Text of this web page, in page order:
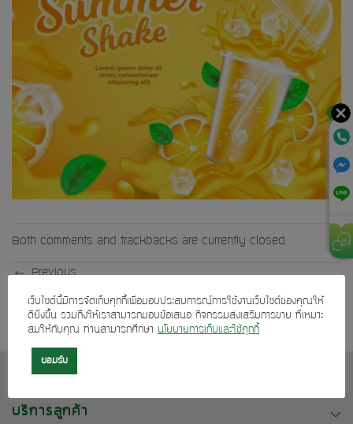
Both comments and trackbacks are currently closed.
←Previous
Next →
บริการลูกค้า
เว็บไซต์นี้มีการจัดเก็บคุกกี้เพื่อมอบประสบการณ์การใช้งานเว็บไซต์ของคุณให้
ดียิ่งขึ้น รวมถึงให้เราสามารถมอบข้อเสนอ กิจกรรมส่งเสริมการขาย ที่เหมาะ
สมให้กับคุณ ท่านสามารถศึกษา นโยบายการเก็บและใช้คุกกี้
ยอมรับ